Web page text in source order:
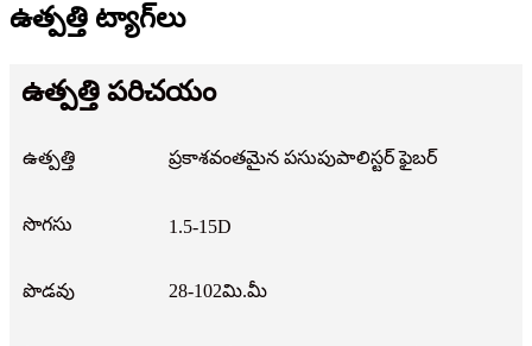
ఉత్పత్తి ట్యాగ్‌లు
ఉత్పత్తి పరిచయం
ఉత్పత్తి ప్రకాశవంతమైన పసుపుపాలిస్టర్ ఫైబర్
సొగసు 1.5-15D
పొడవు 28-102మి.మీ